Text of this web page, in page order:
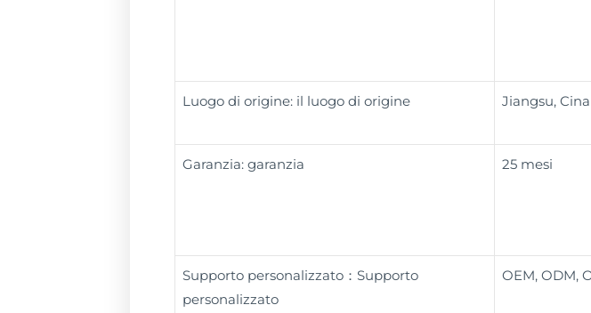
Luogo di origine: il luogo di origine Jiangsu, Cina
Garanzia: garanzia 25 mesi
Supporto personalizzato：Supporto
personalizzato
OEM, ODM,